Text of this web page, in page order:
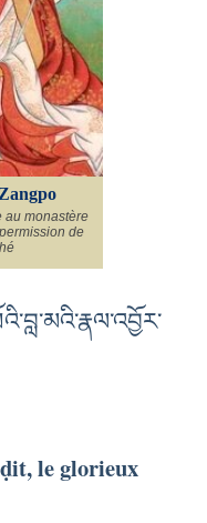
au monastère
de
le glorieux